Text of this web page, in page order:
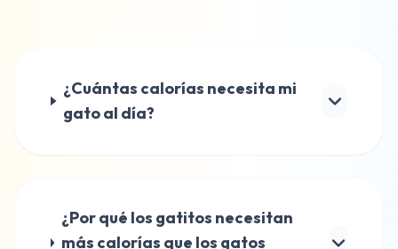
¿Cuántas calorías necesita mi
gato al día?
¿Por qué los gatitos necesitan
más calorías que los gatos